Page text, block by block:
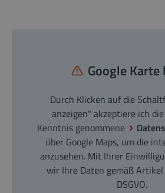
Google Karte
Durch Klicken auf die
anzeigen" akzeptiere ich
Kenntnis genommene
über Google Maps, um die
anzusehen. Mit Ihrer
wir Ihre Daten gemäß Artikel
DSGVO.